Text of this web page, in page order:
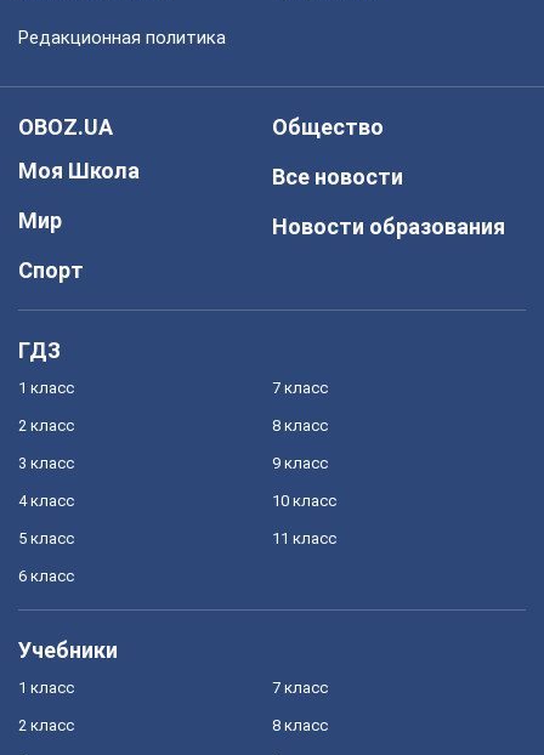
Редакционная политика
OBOZ.UA
Моя Школа
Мир
Спорт
Общество
Все новости
Новости образования
ГДЗ
1 класс
2 класс
3 класс
4 класс
5 класс
6 класс
7 класс
8 класс
9 класс
10 класс
11 класс
Учебники
1 класс
2 класс
7 класс
8 класс